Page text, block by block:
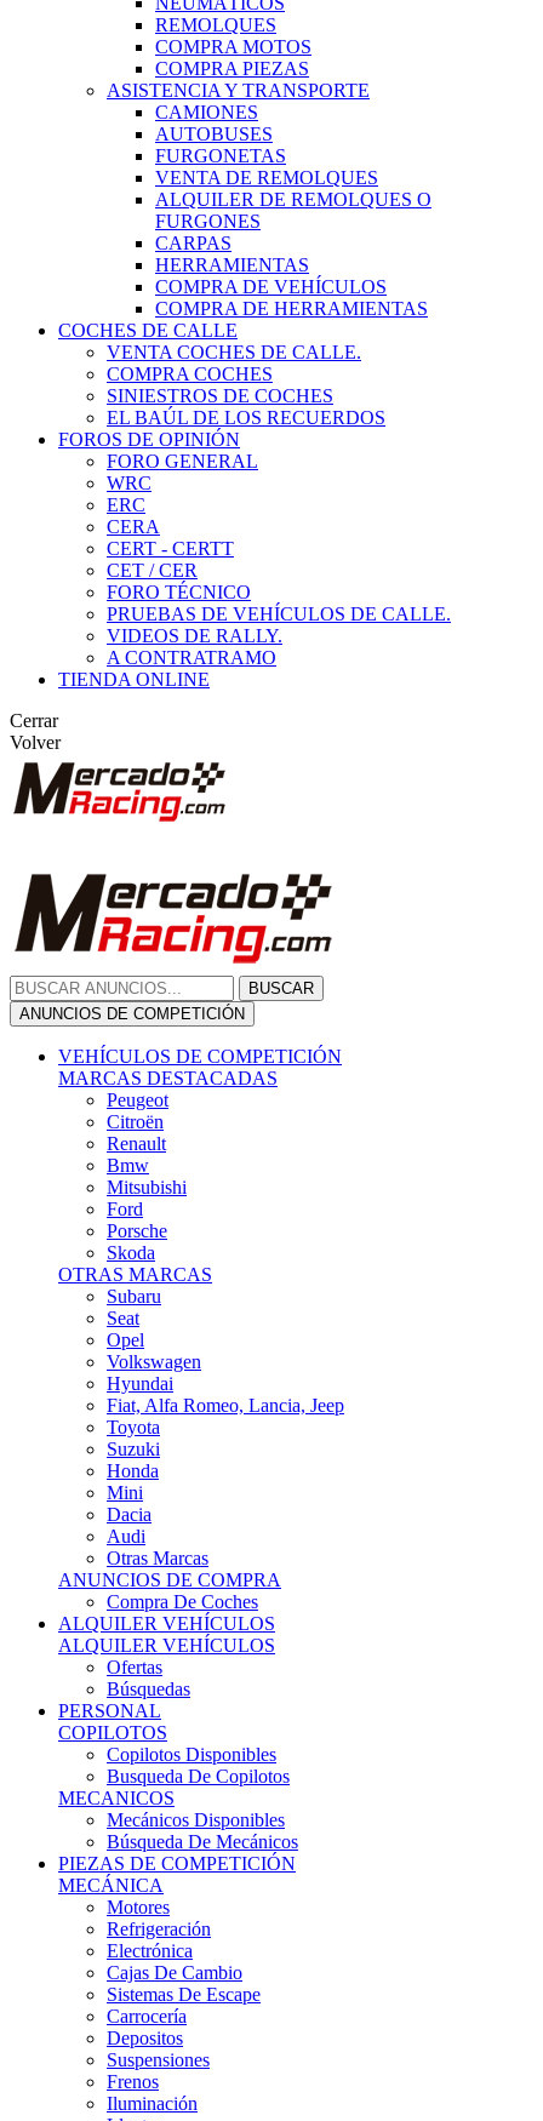
REMOLQUES
COMPRA MOTOS
COMPRA PIEZAS
ASISTENCIA Y TRANSPORTE
CAMIONES
AUTOBUSES
FURGONETAS
VENTA DE REMOLQUES
ALQUILER DE REMOLQUES O
FURGONES
CARPAS
HERRAMIENTAS
COMPRA DE VEHÍCULOS
COMPRA DE HERRAMIENTAS
COCHES DE CALLE
VENTA COCHES DE CALLE.
COMPRA COCHES
SINIESTROS DE COCHES
EL BAÚL DE LOS RECUERDOS
FOROS DE OPINIÓN
FORO GENERAL
WRC
ERC
CERA
CERT - CERTT
CET / CER
FORO TÉCNICO
PRUEBAS DE VEHÍCULOS DE CALLE.
VIDEOS DE RALLY.
A CONTRATRAMO
TIENDA ONLINE
Cerrar
Volver
BUSCAR
ANUNCIOS DE COMPETICIÓN
VEHÍCULOS DE COMPETICIÓN
MARCAS DESTACADAS
Peugeot
Citroën
Renault
Bmw
Mitsubishi
Ford
Porsche
Skoda
OTRAS MARCAS
Subaru
Seat
Opel
Volkswagen
Hyundai
Fiat, Alfa Romeo, Lancia, Jeep
Toyota
Suzuki
Honda
Mini
Dacia
Audi
Otras Marcas
ANUNCIOS DE COMPRA
Compra De Coches
ALQUILER VEHÍCULOS
ALQUILER VEHÍCULOS
Ofertas
Búsquedas
PERSONAL
COPILOTOS
Copilotos Disponibles
Busqueda De Copilotos
MECANICOS
Mecánicos Disponibles
Búsqueda De Mecánicos
PIEZAS DE COMPETICIÓN
MECÁNICA
Motores
Refrigeración
Electrónica
Cajas De Cambio
Sistemas De Escape
Carrocería
Depositos
Suspensiones
Frenos
Iluminación
Llantas
NEUMÁTICOS DE ASFALTO